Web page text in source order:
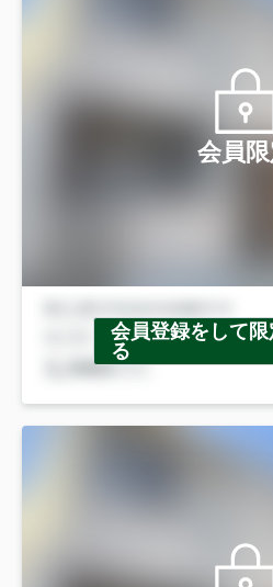
会員
会員登録をして
る